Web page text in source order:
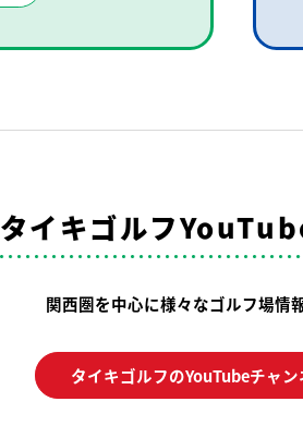
タイキゴルフ
関西圏を中心に様々なゴルフ場情
タイキゴルフのYouTubeチャ